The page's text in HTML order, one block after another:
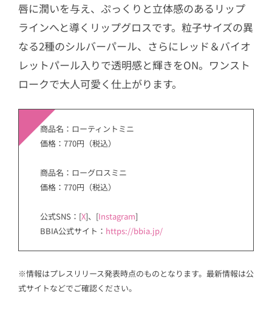
唇に潤いを与え、ぷっくりと立体感のあるリップ
ラインへと導くリップグロスです。粒子サイズの異
なる2種のシルバーパール、さらにレッド＆バイオ
レットパール入りで透明感と輝きをON。ワンスト
ロークで大人可愛く仕上がります。
商品名：ローティントミニ
価格：770円（税込）
商品名：ローグロスミニ
価格：770円（税込）
公式SNS：[X]、[Instagram]
BBIA公式サイト： https://bbia.jp/
※情報はプレスリリース発表時点のものとなります。最新情報は公
式サイトなどでご確認ください。